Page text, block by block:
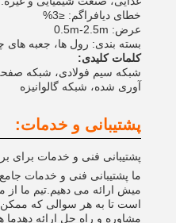
خطای دیافراگم: ≤3%
عرض: 0.5m-2.5m
بسته بندی: رول ها، جعبه های
کلمات کلیدی:
شبکه سیم فولادی، شبکه
آوری شده، شبکه گالوانیزه
پشتیبانی و خدمات:
پشتیبانی فنی و خدمات برای
ما پشتیبانی فنی و خدمات
میش ارائه می دهیم.تیم ما از
است تا به هر سوالی که
مشاوره و راه حل ارائه